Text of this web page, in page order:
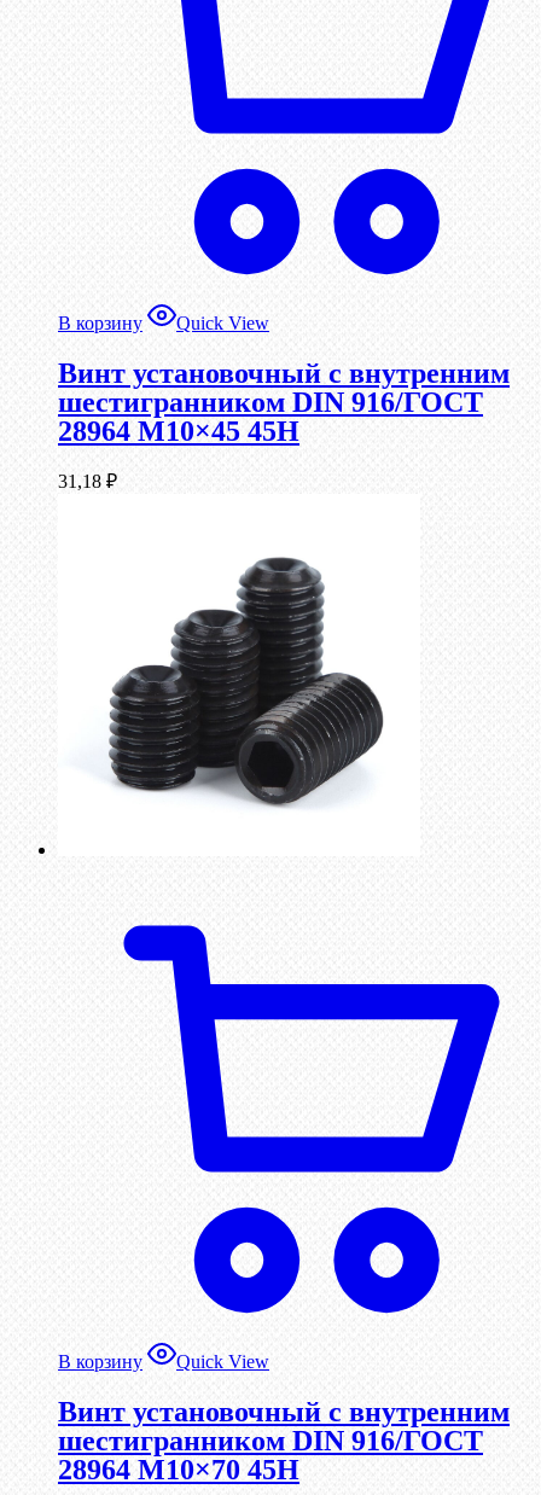
В корзину Quick View
Винт установочный с внутренним
шестигранником DIN 916/ГОСТ
28964 М10×45 45Н
31,18 ₽
В корзину Quick View
Винт установочный с внутренним
шестигранником DIN 916/ГОСТ
28964 М10×70 45Н